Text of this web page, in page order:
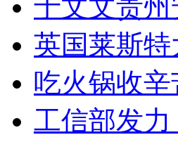
于文文贵
英国莱斯
吃火锅收
工信部发